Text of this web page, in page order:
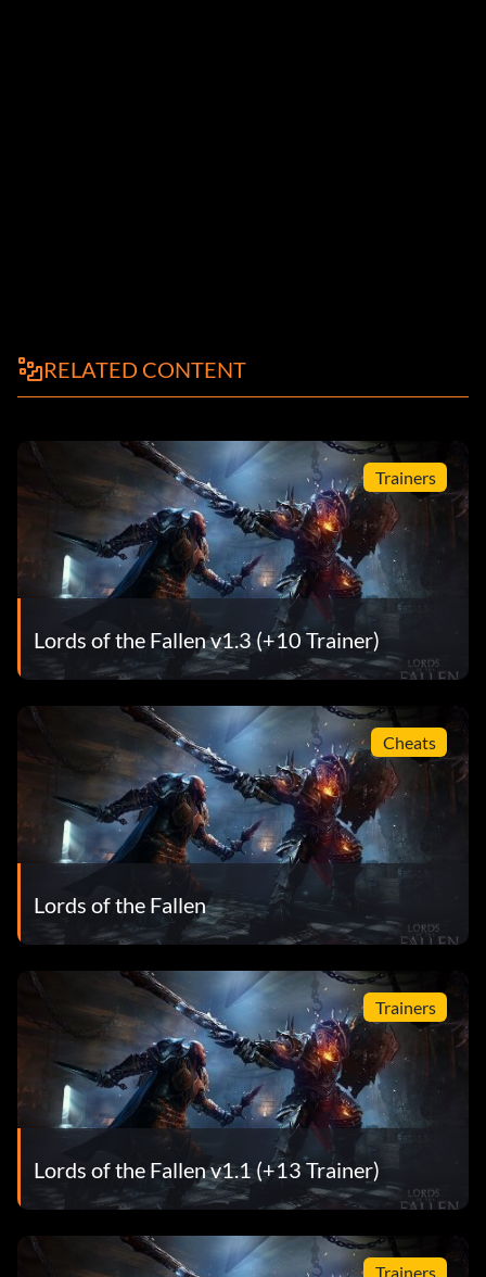
RELATED CONTENT
Trainers
Lords of the Fallen v1.3 (+10 Trainer)
Cheats
Lords of the Fallen
Trainers
Lords of the Fallen v1.1 (+13 Trainer)
Trainers